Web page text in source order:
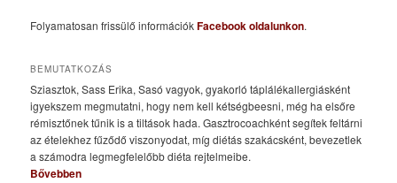
Folyamatosan frissülő információkFacebook oldalunkon.
BEMUTATKOZÁS
Sziasztok, Sass Erika, Sasó vagyok, gyakorló táplálékallergiásként
igyekszem megmutatni, hogy nem kell kétségbeesni, még ha elsőre
rémisztőnek tűnik is a tiltások hada. Gasztrocoachként segítek feltárni
az ételekhez fűződő viszonyodat, míg diétás szakácsként, bevezetlek
a számodra legmegfelelőbb diéta rejtelmeibe.
Bővebben